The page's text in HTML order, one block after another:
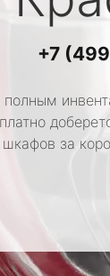
+7
шкафов за